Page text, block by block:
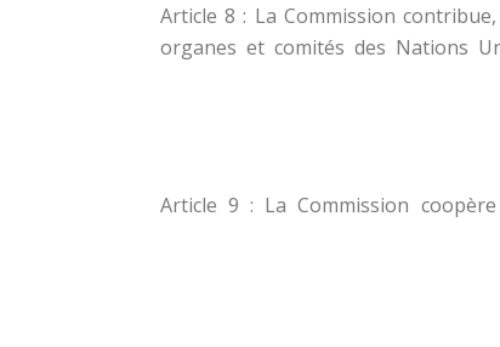
Article 8 : La Commission
organes et comités des Nations
Article 9 : La Commission